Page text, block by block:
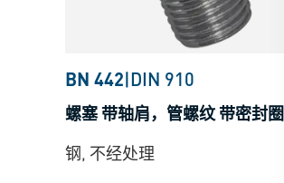
BN 442|DIN 910
螺塞 带轴肩，管螺纹 带密封圈
钢, 不经处理